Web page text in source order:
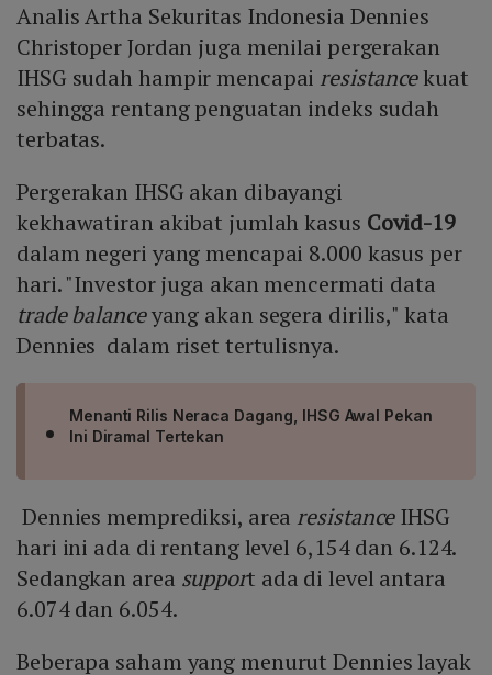
Analis Artha Sekuritas Indonesia Dennies
Christoper Jordan juga menilai pergerakan
IHSG sudah hampir mencapai resistancekuat
sehingga rentang penguatan indeks sudah
terbatas.
Pergerakan IHSG akan dibayangi
kekhawatiran akibat jumlah kasus Covid-19
dalam negeri yang mencapai 8.000 kasus per
hari. "Investor juga akan mencermati data
trade balanceyang akan segera dirilis," kata
Dennies dalam riset tertulisnya.
Menanti Rilis Neraca Dagang, IHSG Awal Pekan
Ini Diramal Tertekan
Dennies memprediksi, area resistanceIHSG
hari ini ada di rentang level 6,154 dan 6.124.
Sedangkan area support ada di level antara
6.074 dan 6.054.
Beberapa saham yang menurut Dennies layak